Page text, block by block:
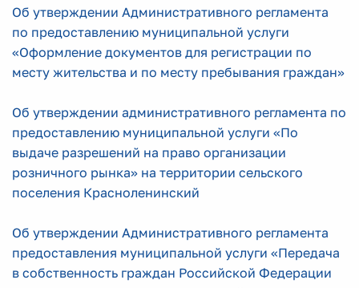
Об утверждении Административного регламента
по предоставлению муниципальной услуги
«Оформление документов для регистрации по
месту жительства и по месту пребывания граждан»
Об утверждении административного регламента по
предоставлению муниципальной услуги «По
выдаче разрешений на право организации
розничного рынка» на территории сельского
поселения Красноленинский
Об утверждении Административного регламента
предоставления муниципальной услуги «Передача
в собственность граждан Российской Федерации